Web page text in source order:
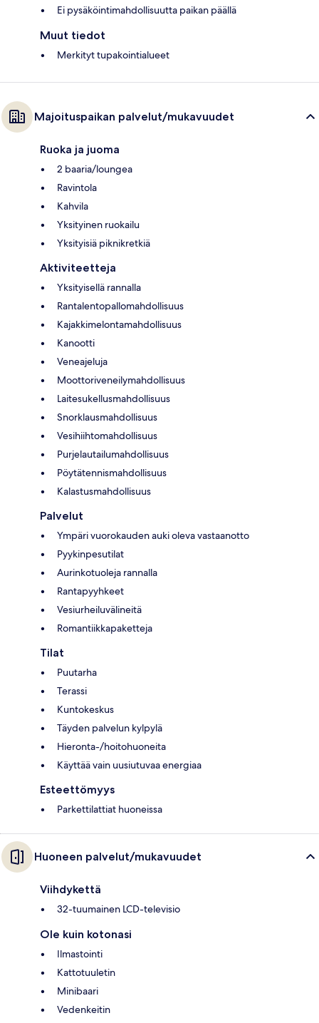
Ei pysäköintimahdollisuutta paikan päällä
Muut tiedot
Merkityt tupakointialueet
Majoituspaikan palvelut/mukavuudet
Ruoka ja juoma
2 baaria/loungea
Ravintola
Kahvila
Yksityinen ruokailu
Yksityisiä piknikretkiä
Aktiviteetteja
Yksityisellä rannalla
Rantalentopallomahdollisuus
Kajakkimelontamahdollisuus
Kanootti
Veneajeluja
Moottoriveneilymahdollisuus
Laitesukellusmahdollisuus
Snorklausmahdollisuus
Vesihiihtomahdollisuus
Purjelautailumahdollisuus
Pöytätennismahdollisuus
Kalastusmahdollisuus
Palvelut
Ympäri vuorokauden auki oleva vastaanotto
Pyykinpesutilat
Aurinkotuoleja rannalla
Rantapyyhkeet
Vesiurheiluvälineitä
Romantiikkapaketteja
Tilat
Puutarha
Terassi
Kuntokeskus
Täyden palvelun kylpylä
Hieronta-/hoitohuoneita
Käyttää vain uusiutuvaa energiaa
Esteettömyys
Parkettilattiat huoneissa
Huoneen palvelut/mukavuudet
Viihdykettä
32-tuumainen LCD-televisio
Ole kuin kotonasi
Ilmastointi
Kattotuuletin
Minibaari
Vedenkeitin